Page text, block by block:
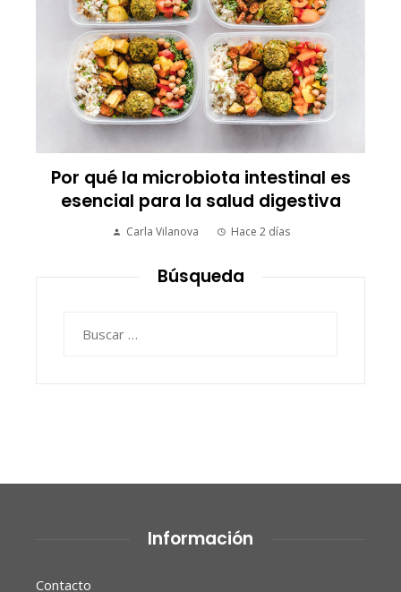
Por qué la microbiota intestinal es
esencial para la salud digestiva
Carla Vilanova Hace 2 días
Búsqueda
Información
Contacto